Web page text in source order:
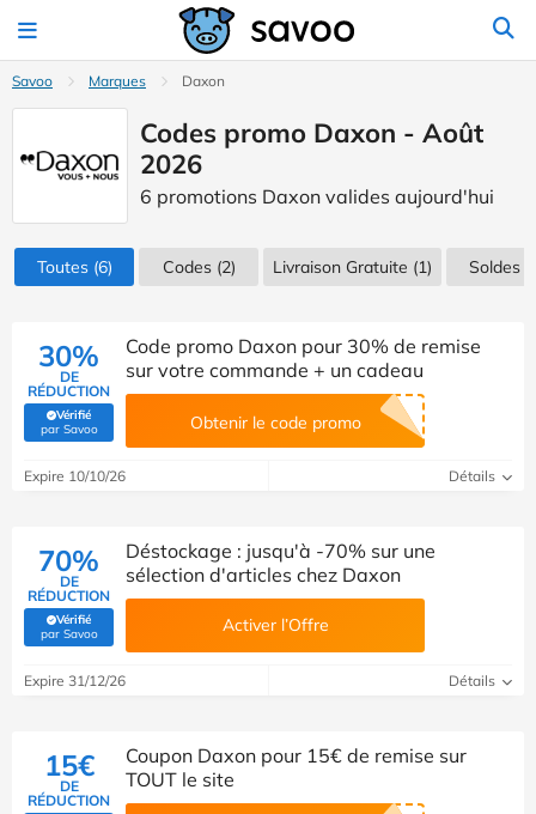
Savoo Marques Daxon
Codes promo Daxon - Août
2026
6 promotions Daxon valides aujourd'hui
Toutes(6) Codes(2) Livraison Gratuite (1) Soldes
30%
DE
RÉDUCTION
Vérifié
par Savoo(Vérifié par Savoo)
Code promo Daxon pour 30% de remise
sur votre commande + un cadeau
Obtenir le code promo
Expire 10/10/26 Détails
70%
DE
RÉDUCTION
Vérifié
par Savoo(Vérifié par Savoo)
Déstockage : jusqu'à -70% sur une
sélection d'articles chez Daxon
Activer l’Offre
Expire 31/12/26 Détails
15€
DE
RÉDUCTION
Coupon Daxon pour 15€ de remise sur
TOUT le site